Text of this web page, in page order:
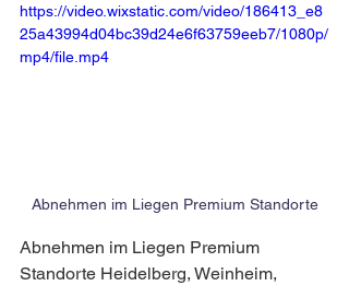
https://video.wixstatic.com/video/186413_e8
25a43994d04bc39d24e6f63759eeb7/1080p/
mp4/file.mp4
Abnehmen im Liegen Premium Standorte
Abnehmen im Liegen Premium
Standorte Heidelberg, Weinheim,